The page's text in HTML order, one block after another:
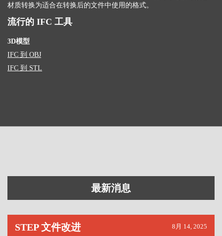
材质转换为适合在转换后的文件中使用的格式。
流行的 IFC 工具
3D模型
IFC 到 OBJ
IFC 到 STL
最新消息
STEP 文件改进 8月 14, 2025